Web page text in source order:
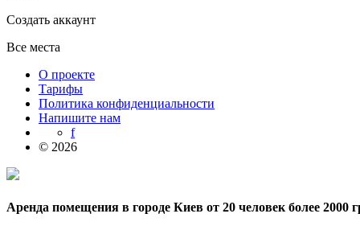
Создать аккаунт
Все места
О проекте
Тарифы
Политика конфиденциальности
Напишите нам
f
© 2026
Аренда помещения в городе Киев от 20 человек более 2000